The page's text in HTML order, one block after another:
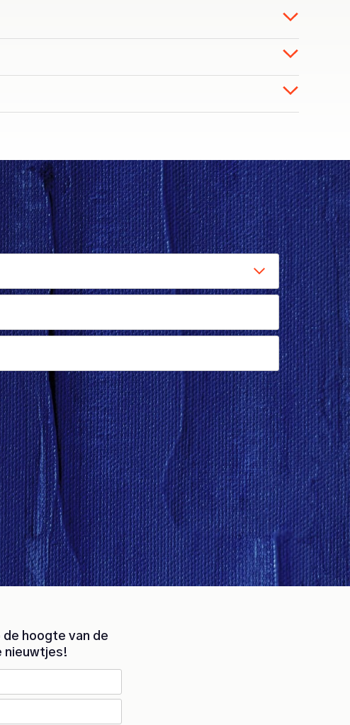
de hoogte van de
nieuwtjes!